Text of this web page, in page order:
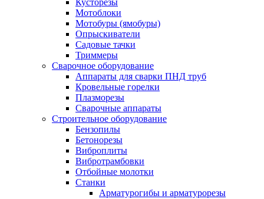
Кусторезы
Мотоблоки
Мотобуры (ямобуры)
Опрыскиватели
Садовые тачки
Триммеры
Сварочное оборудование
Аппараты для сварки ПНД труб
Кровельные горелки
Плазморезы
Сварочные аппараты
Строительное оборудование
Бензопилы
Бетонорезы
Виброплиты
Вибротрамбовки
Отбойные молотки
Станки
Арматурогибы и арматурорезы